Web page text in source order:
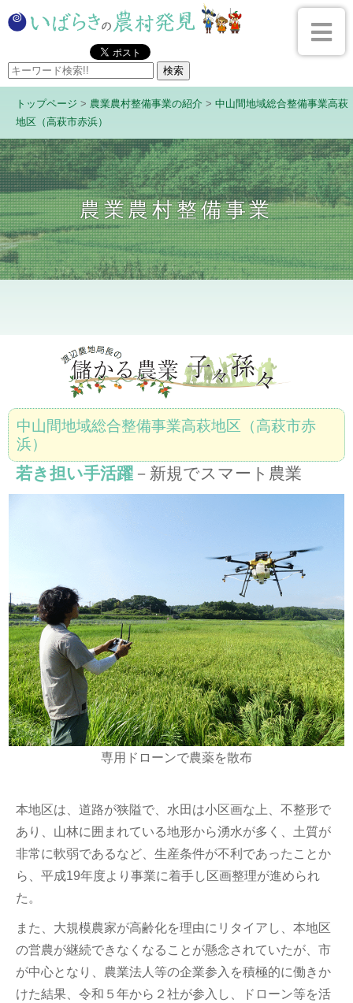
トップページ > 農業農村整備事業の紹介 > 中山間地域総合整備事業高萩
地区（高萩市赤浜）
農業農村整備事業
中山間地域総合整備事業高萩地区（高萩市赤
浜）
若き担い手活躍 －新規でスマート農業
専用ドローンで農薬を散布
本地区は、道路が狭隘で、水田は小区画な上、不整形で
あり、山林に囲まれている地形から湧水が多く、土質が
非常に軟弱であるなど、生産条件が不利であったことか
ら、平成19年度より事業に着手し区画整理が進められ
た。
また、大規模農家が高齢化を理由にリタイアし、本地区
の営農が継続できなくなることが懸念されていたが、市
が中心となり、農業法人等の企業参入を積極的に働きか
けた結果、令和５年から２社が参入し、ドローン等を活